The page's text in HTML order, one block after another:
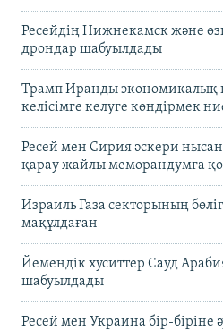
Ресейдің Нижнекамск және
дрондар шабуылдады
Трамп Иранды экономикалық
келісімге келуге көндірмек
Ресей мен Сирия әскери
қарау жайлы меморандумға
Израиль Газа секторының
мақұлдаған
Йемендік хуситтер Сауд
шабуылдады
Ресей мен Украина бір-